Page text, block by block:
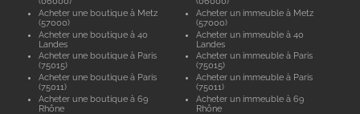
Acheter une boutique à Metz
(57000)
Acheter une boutique à 40
Landes
Acheter une boutique à Paris
(75015)
Acheter une boutique à Paris
(75011)
Acheter une boutique à 69
Rhône
Acheter un immeuble à Metz
(57000)
Acheter un immeuble à 40
Landes
Acheter un immeuble à Paris
(75015)
Acheter un immeuble à Paris
(75011)
Acheter un immeuble à 69
Rhône